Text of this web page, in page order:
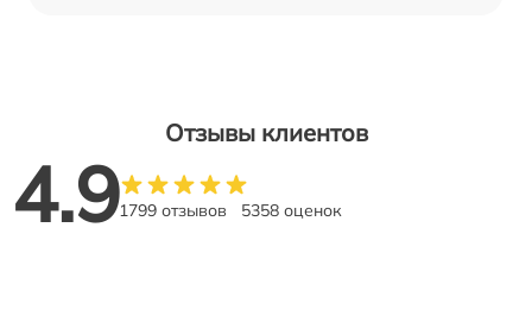
Отзывы клиентов
4.91799 отзывов 5358 оценок